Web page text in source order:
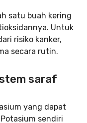
satu buah kering
Untuk
risiko kanker,
secara rutin.
saraf
yang dapat
sendiri